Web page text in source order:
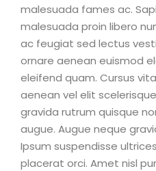
malesuada fames ac.
malesuada proin libero
ac feugiat sed lectus
ornare aenean euismod
eleifend quam. Cursus
aenean vel elit
gravida rutrum quisque
augue. Augue neque
Ipsum suspendisse
placerat orci. Amet nisl